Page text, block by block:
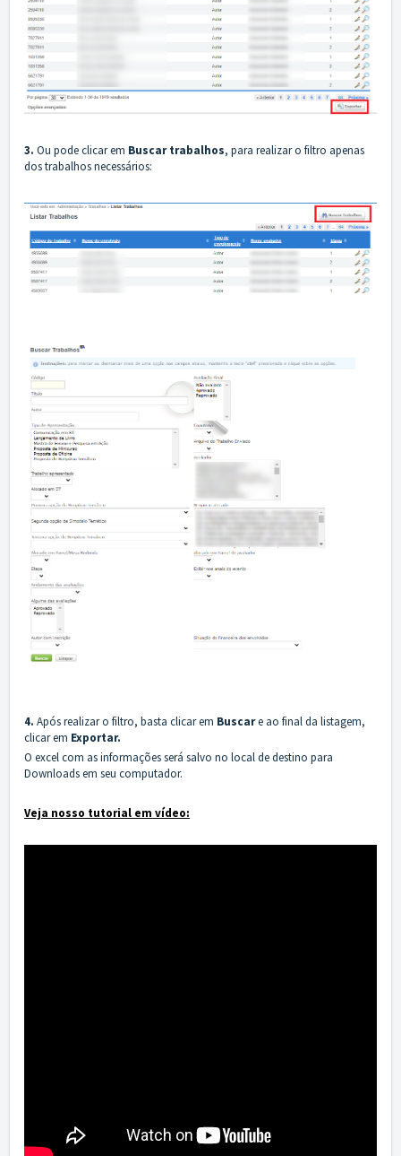
3. Ou pode clicar em Buscar trabalhos, para realizar o filtro apenas
dos trabalhos necessários:
4. Após realizar o filtro, basta clicar em Buscare ao final da listagem,
clicar em Exportar.
O excel com as informações será salvo no local de destino para
Downloads em seu computador.
Veja nosso tutorial em vídeo: